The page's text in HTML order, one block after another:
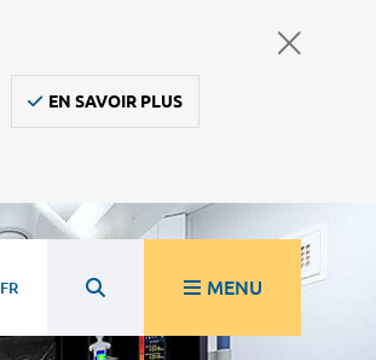
EN SAVOIR PLUS
FR MENU